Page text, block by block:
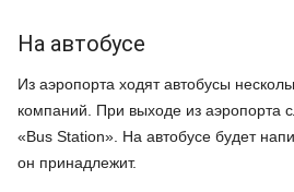
На автобусе
Из аэропорта ходят автобусы
компаний. При выходе из аэропорта
«Bus Station». На автобусе будет
он принадлежит.